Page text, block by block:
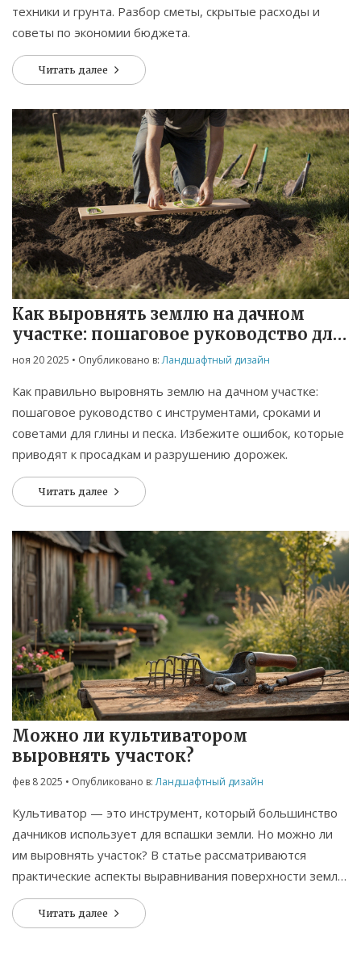
техники и грунта. Разбор сметы, скрытые расходы и
советы по экономии бюджета.
Читать далее
Как выровнять землю на дачном
участке: пошаговое руководство для
начинающих
ноя 20 2025 • Опубликовано в:Ландшафтный дизайн
Как правильно выровнять землю на дачном участке:
пошаговое руководство с инструментами, сроками и
советами для глины и песка. Избежите ошибок, которые
приводят к просадкам и разрушению дорожек.
Читать далее
Можно ли культиватором
выровнять участок?
фев 8 2025 • Опубликовано в:Ландшафтный дизайн
Культиватор — это инструмент, который большинство
дачников использует для вспашки земли. Но можно ли
им выровнять участок? В статье рассматриваются
практические аспекты выравнивания поверхности земли
с помощью культиватора. Узнайте, какие виды
культиваторов подходят лучше всего и как правильно
Читать далее